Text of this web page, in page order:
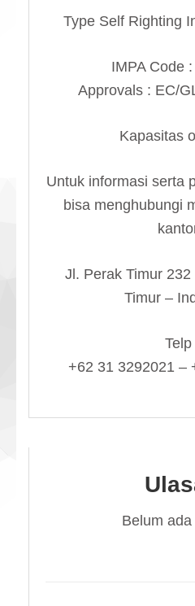
Type Self Righting
IMPA Code
Approvals : EC/
Kapasitas
Untuk informasi serta
bisa menghubungi
Jl. Perak Timur
Timur –
Telp
+62 31 3292021 –
Belum